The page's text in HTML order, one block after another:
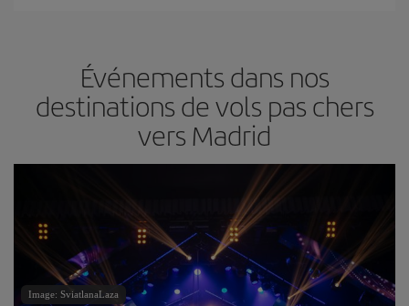
Événements dans nos
destinations de vols pas chers
vers Madrid
Image: SviatlanaLaza